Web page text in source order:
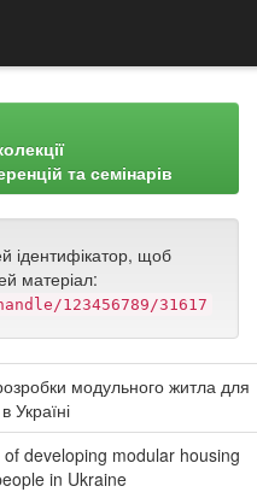
та семінарів
ідентифікатор, щоб
матеріал:
123456789/31617
модульного житла для
Україні
developing modular housing
in Ukraine